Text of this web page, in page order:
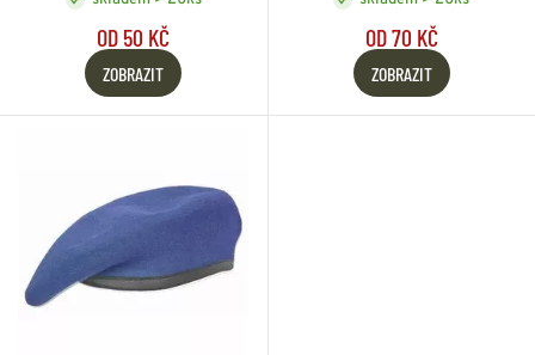
OD 50 KČ
ZOBRAZIT
OD 70 KČ
ZOBRAZIT